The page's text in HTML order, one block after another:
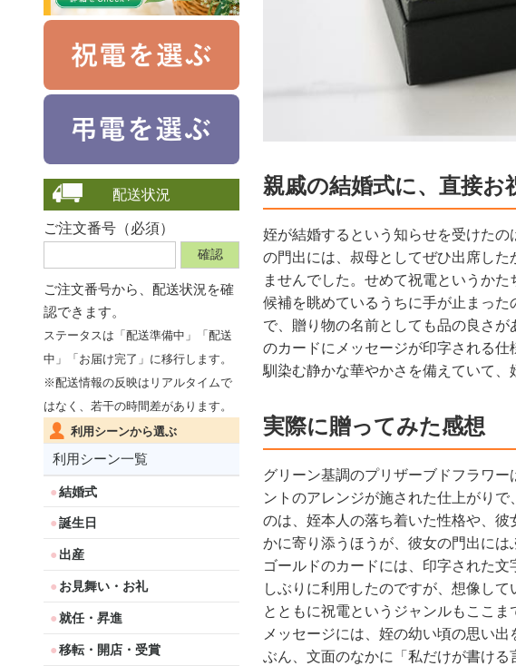
配送状況
ご注文番号（必須）
ご注文番号から、 配送状況を確
認できます。
ステータスは「配送準備中」「配送
中」「お届け完了」に移行します。
※配送情報の反映はリアルタイムで
はなく、若干の時間差があります。
利用シーンから選ぶ
利用シーン一覧
結婚式
誕生日
出産
お見舞い・お礼
就任・昇進
移転・開店・受賞
親戚の結婚式に、直接
姪が結婚するという知らせを受けた
の門出には、叔母としてぜひ出席し
ませんでした。せめて祝電というか
候補を眺めているうちに手が止まった
で、贈り物の名前としても品の良さ
のカードにメッセージが印字される
馴染む静かな華やかさを備えていて、
実際に贈ってみた感想
グリーン基調のプリザーブドフラワ
ントのアレンジが施された仕上がり
のは、姪本人の落ち着いた性格や、
かに寄り添うほうが、彼女の門出には
ゴールドのカードには、印字された
しぶりに利用したのですが、想像し
とともに祝電というジャンルもここま
メッセージには、姪の幼い頃の思い
ぶん、文面のなかに「私だけが書け